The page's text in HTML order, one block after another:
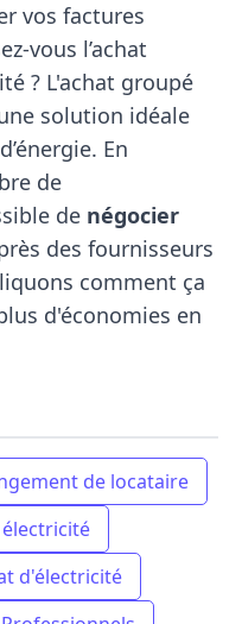
vos factures
vous l’achat
? L'achat groupé
solution idéale
En
de
de négocier
des fournisseurs
comment ça
d'économies en
de locataire
d'électricité